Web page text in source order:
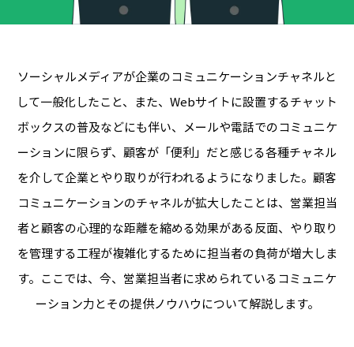
ソーシャルメディアが企業のコミュニケーションチャネルと
して一般化したこと、また、Webサイトに設置するチャット
ボックスの普及などにも伴い、 メールや電話でのコミュニケ
ーションに限らず、顧客が「便利」だと感じる各種チャネル
を介して企業とやり取りが行われるようになりました。 顧客
コミュニケーションのチャネルが拡大したことは、営業担当
者と顧客の心理的な距離を縮める効果がある反面、 やり取り
を管理する工程が複雑化するために担当者の負荷が増大しま
す。 ここでは、今、営業担当者に求められているコミュニケ
ーション力とその提供ノウハウについて解説します。